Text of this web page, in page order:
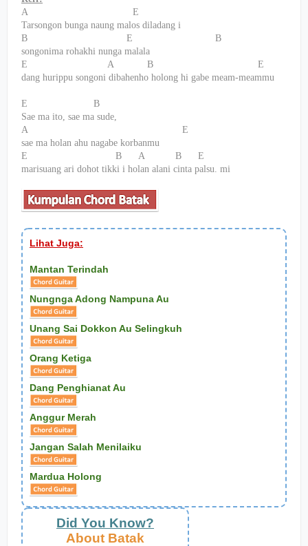
A
E
Tarsongon bunga naung malos diladang i
B
E
B
songonima rohakhi nunga malala
E
A B
E
dang hurippu songoni dibahenho holong hi gabe meam-meammu
E
B
Sae ma ito, sae ma sude,
A
E
sae ma holan ahu nagabe korbanmu
E
B A B
E
marisuang ari dohot tikki i holan alani cinta palsu. mi
Lihat Juga:
Mantan Terindah
Nungnga Adong Nampuna Au
Unang Sai Dokkon Au Selingkuh
Orang Ketiga
Dang Penghianat Au
Anggur Merah
Jangan Salah Menilaiku
Mardua Holong
Did You Know?
About Batak